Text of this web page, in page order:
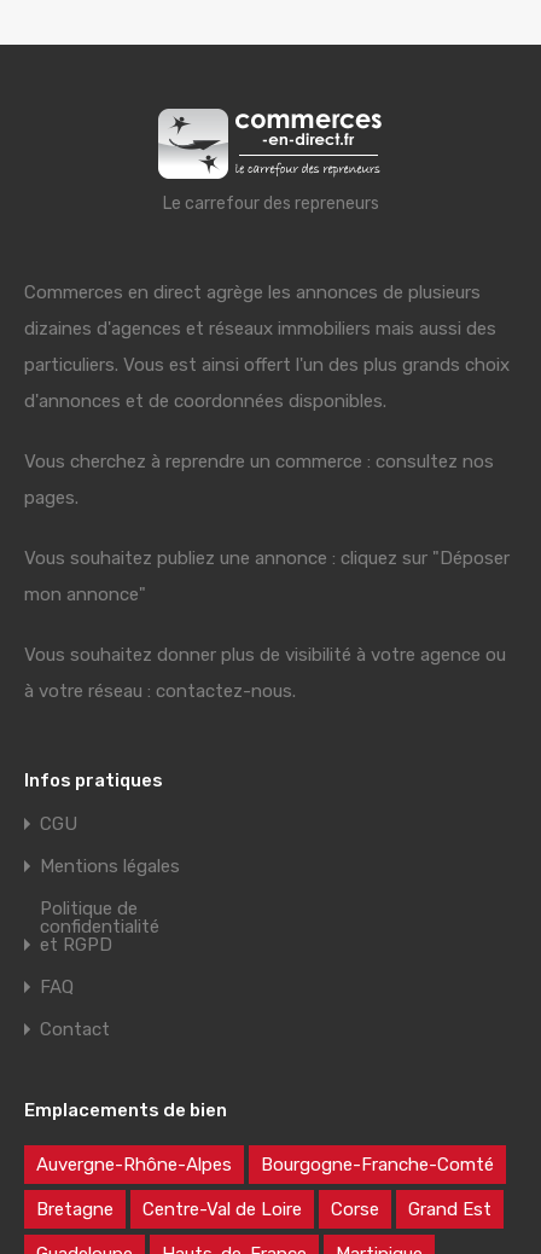
Le carrefour des repreneurs
Commerces en direct agrège les annonces de plusieurs
dizaines d'agences et réseaux immobiliers mais aussi des
particuliers. Vous est ainsi offert l'un des plus grands choix
d'annonces et de coordonnées disponibles.
Vous cherchez à reprendre un commerce : consultez nos
pages.
Vous souhaitez publiez une annonce : cliquez sur "Déposer
mon annonce"
Vous souhaitez donner plus de visibilité à votre agence ou
à votre réseau : contactez-nous.
Infos pratiques
CGU
Mentions légales
Politique de
confidentialité
et RGPD
FAQ
Contact
Emplacements de bien
Auvergne-Rhône-Alpes Bourgogne-Franche-Comté
Bretagne Centre-Val de Loire Corse Grand Est